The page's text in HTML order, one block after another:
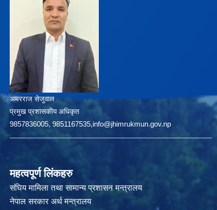
अमरराज सेजुवाल
प्रमुख प्रशासकीय अधिकृत
9857836005, 9851167535,info@jhimrukmun.gov.np
महत्वपूर्ण लिंकहरु
संघिय मामिला तथा सामान्य प्रशासन मन्त्रालय
नेपाल सरकार अर्थ मन्त्रालय